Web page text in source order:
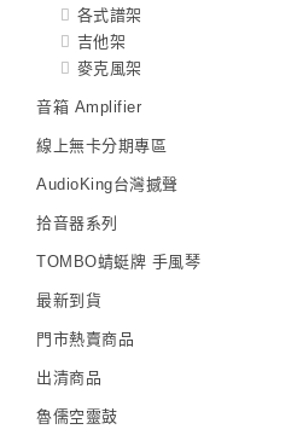
各式譜架
吉他架
麥克風架
音箱 Amplifier
線上無卡分期專區
AudioKing台灣撼聲
拾音器系列
TOMBO蜻蜓牌 手風琴
最新到貨
門市熱賣商品
出清商品
魯儒空靈鼓